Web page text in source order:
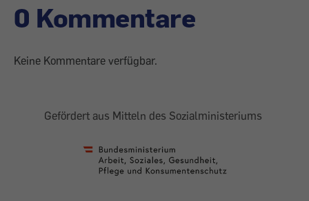
0 Kommentare
Keine Kommentare verfügbar.
Gefördert aus Mitteln des Sozialministeriums